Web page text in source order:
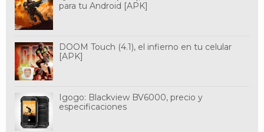
para tu Android [APK]
DOOM Touch (4.1), el infierno en tu celular
[APK]
Igogo: Blackview BV6000, precio y
especificaciones